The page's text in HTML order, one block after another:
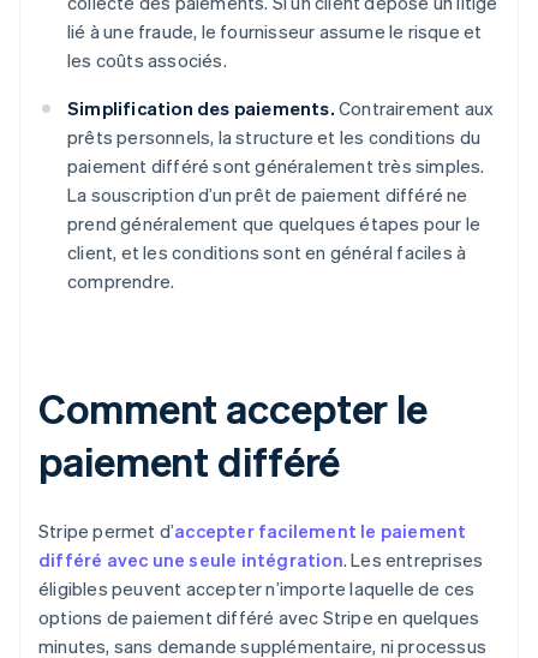
lié à une fraude, le fournisseur assume le risque et
les coûts associés.
Simplification des paiements. Contrairement aux
prêts personnels, la structure et les conditions du
paiement différé sont généralement très simples.
La souscription d’un prêt de paiement différé ne
prend généralement que quelques étapes pour le
client, et les conditions sont en général faciles à
comprendre.
Comment accepter le
paiement différé
Stripe permet d’accepter facilement le paiement
différé avec une seule intégration. Les entreprises
éligibles peuvent accepter n’importe laquelle de ces
options de paiement différé avec Stripe en quelques
minutes, sans demande supplémentaire, ni processus